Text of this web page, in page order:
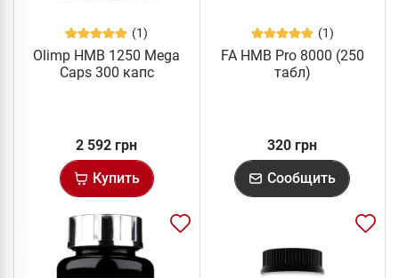
(1)
Olimp HMB 1250 Mega
Caps 300 капс
2 592 грн
Купить
(1)
FA HMB Pro 8000 (250
табл)
320 грн
Сообщить